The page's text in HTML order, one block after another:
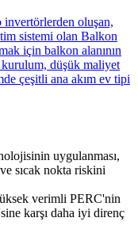
oluşan,
sistemi olan Balkon
için balkon alanının
kurulum, düşük maliyet
çeşitli ana akım ev tipi
uygulanması,
sıcak nokta riskini
verimli PERC'nin
karşı daha iyi direnç